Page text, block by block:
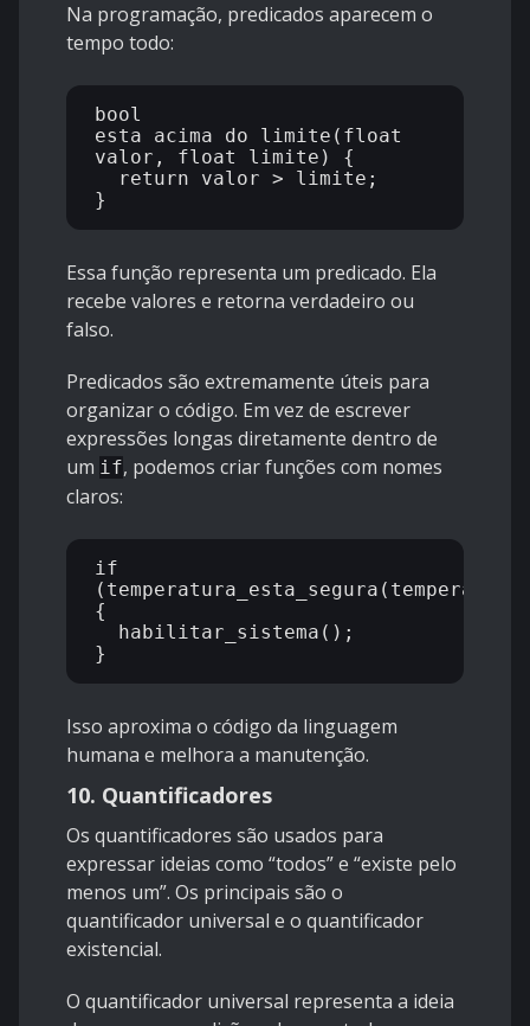
Na programação, predicados aparecem o
tempo todo:
bool
esta_acima_do_limite(float
valor, float limite) {
Essa função representa um predicado. Ela
recebe valores e retorna verdadeiro ou
falso.
Predicados são extremamente úteis para
organizar o código. Em vez de escrever
expressões longas diretamente dentro de
um if, podemos criar funções com nomes
claros:
if
{
Isso aproxima o código da linguagem
humana e melhora a manutenção.
10. Quantificadores
Os quantificadores são usados para
expressar ideias como “todos” e “existe pelo
menos um”. Os principais são o
quantificador universal e o quantificador
existencial.
O quantificador universal representa a ideia